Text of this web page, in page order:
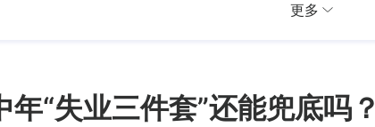
更多
“失业三件套”还能兜底吗？